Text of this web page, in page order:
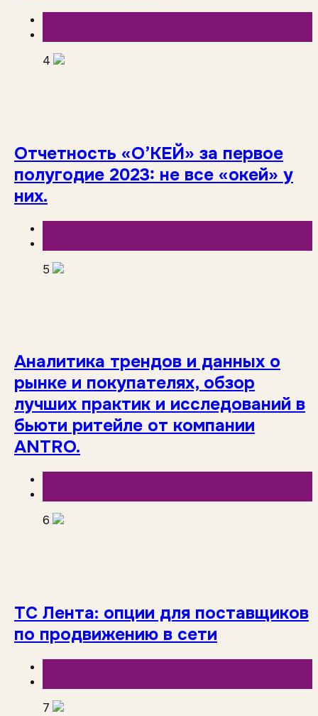
4
Отчетность «О’КЕЙ» за первое
полугодие 2023: не все «окей» у
них.
5
Аналитика трендов и данных о
рынке и покупателях, обзор
лучших практик и исследований в
бьюти ритейле от компании
ANTRO.
6
ТС Лента: опции для поставщиков
по продвижению в сети
7